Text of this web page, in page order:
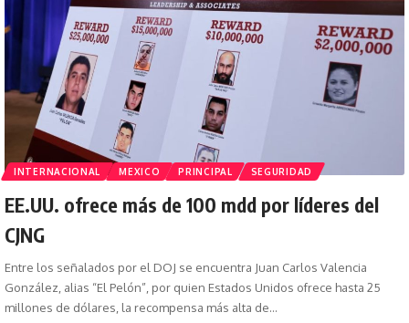
INTERNACIONAL MEXICO PRINCIPAL SEGURIDAD
EE.UU. ofrece más de 100 mdd por líderes del
CJNG
Entre los señalados por el DOJ se encuentra Juan Carlos Valencia
González, alias “El Pelón”, por quien Estados Unidos ofrece hasta 25
millones de dólares, la recompensa más alta de…